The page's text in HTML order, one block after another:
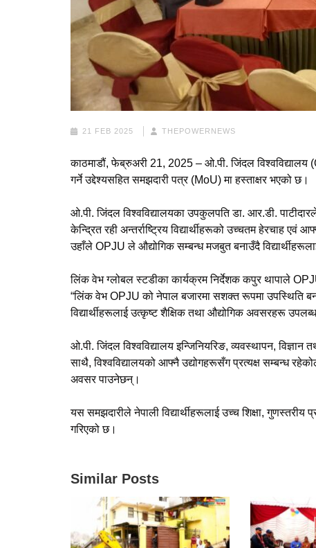
21 FEB 2025 THEPOWERNEWS
काठमाडौं, फेब्रुअरी 21, 2025 – ओ.पी. जिंदल विश्वविद्यालय
गर्ने उद्देश्यसहित समझदारी पत्र (MoU) मा हस्ताक्षर भएको छ।
ओ.पी. जिंदल विश्वविद्यालयका उपकुलपति डा. आर.डी. पाटीदारले
केन्द्रित रही अन्तर्राष्ट्रिय विद्यार्थीहरूको उच्चतम हेरचाह एवं
उहाँले OPJU ले औद्योगिक सम्बन्ध मजबुत बनाउँदै
लिंक वेभ ग्लोबल स्टडीका कार्यक्रम निर्देशक कपुर थापाले
“लिंक वेभ OPJU को नेपाल बजारमा सशक्त रूपमा उपस्थिति
विद्यार्थीहरूलाई उत्कृष्ट शैक्षिक तथा औद्योगिक अवसरहरू
ओ.पी. जिंदल विश्वविद्यालय इन्जिनियरिङ, व्यवस्थापन,
साथै, विश्वविद्यालयको आफ्नै उद्योगहरूसँग प्रत्यक्ष सम्बन्ध
अवसर पाउनेछन्।
यस समझदारीले नेपाली विद्यार्थीहरूलाई उच्च शिक्षा,
गरिएको छ।
Similar Posts